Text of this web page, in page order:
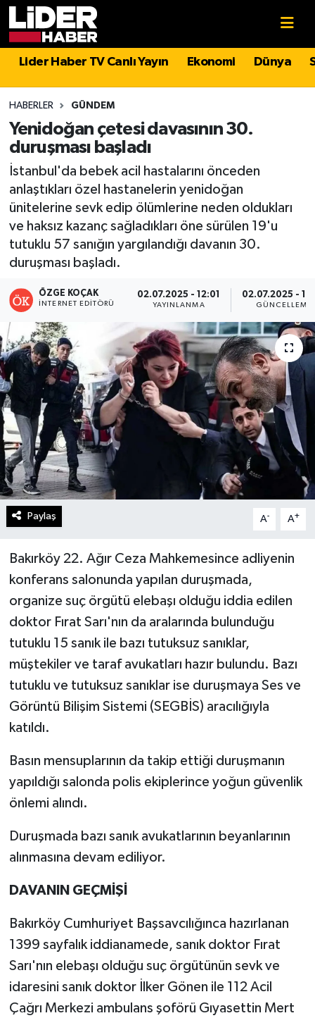
Lider Haber TV Canlı Yayın Ekonomi Dünya
HABERLER GÜNDEM
Yenidoğan çetesi davasının 30.
duruşması başladı
İstanbul'da bebek acil hastalarını önceden
anlaştıkları özel hastanelerin yenidoğan
ünitelerine sevk edip ölümlerine neden oldukları
ve haksız kazanç sağladıkları öne sürülen 19'u
tutuklu 57 sanığın yargılandığı davanın 30.
duruşması başladı.
ÖZGE KOÇAK
İNTERNET EDITÖRÜ
02.07.2025 - 12:01
YAYINLANMA
02.07.2025 -
GÜNCELLEME
Paylaş A- A+
Bakırköy 22. Ağır Ceza Mahkemesince adliyenin
konferans salonunda yapılan duruşmada,
organize suç örgütü elebaşı olduğu iddia edilen
doktor Fırat Sarı'nın da aralarında bulunduğu
tutuklu 15 sanık ile bazı tutuksuz sanıklar,
müştekiler ve taraf avukatları hazır bulundu. Bazı
tutuklu ve tutuksuz sanıklar ise duruşmaya Ses ve
Görüntü Bilişim Sistemi (SEGBİS) aracılığıyla
katıldı.
Basın mensuplarının da takip ettiği duruşmanın
yapıldığı salonda polis ekiplerince yoğun güvenlik
önlemi alındı.
Duruşmada bazı sanık avukatlarının beyanlarının
alınmasına devam ediliyor.
DAVANIN GEÇMİŞİ
Bakırköy Cumhuriyet Başsavcılığınca hazırlanan
1399 sayfalık iddianamede, sanık doktor Fırat
Sarı'nın elebaşı olduğu suç örgütünün sevk ve
idaresini sanık doktor İlker Gönen ile 112 Acil
Çağrı Merkezi ambulans şoförü Gıyasettin Mert
Politika
Asayiş
Magazin
Spor
Sağlık
Teknoloji
Turizm
Kültür - Sanat
Lider Haber TV Canlı Yayın izle
Hava Durumu
İstanbul Namaz Vakitleri
Süper Lig Puan Durumu ve Fikstür
Tüm Manşetler
Son Dakika Haberleri
Haber Arşivi